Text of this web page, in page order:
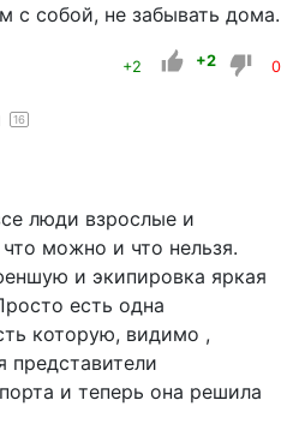
с собой, не забывать дома.
+2 +2 0
16
люди взрослые и
можно и что нельзя.
и экипировка яркая
есть одна
которую, видимо ,
представители
и теперь она решила